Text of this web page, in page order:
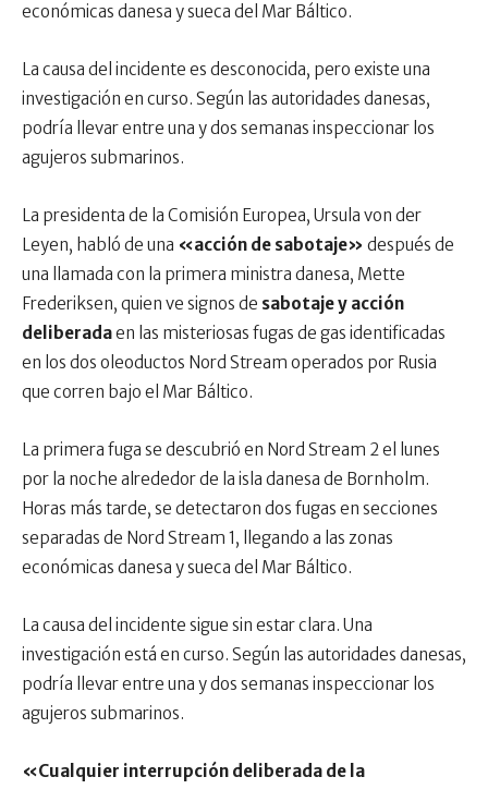
económicas danesa y sueca del Mar Báltico.
La causa del incidente es desconocida, pero existe una
investigación en curso. Según las autoridades danesas,
podría llevar entre una y dos semanas inspeccionar los
agujeros submarinos.
La presidenta de la Comisión Europea, Ursula von der
Leyen, habló de una «acción de sabotaje» después de
una llamada con la primera ministra danesa, Mette
Frederiksen, quien ve signos de sabotaje y acción
deliberadaen las misteriosas fugas de gas identificadas
en los dos oleoductos Nord Stream operados por Rusia
que corren bajo el Mar Báltico.
La primera fuga se descubrió en Nord Stream 2 el lunes
por la noche alrededor de la isla danesa de Bornholm.
Horas más tarde, se detectaron dos fugas en secciones
separadas de Nord Stream 1, llegando a las zonas
económicas danesa y sueca del Mar Báltico.
La causa del incidente sigue sin estar clara. Una
investigación está en curso. Según las autoridades danesas,
podría llevar entre una y dos semanas inspeccionar los
agujeros submarinos.
«Cualquier interrupción deliberada de la